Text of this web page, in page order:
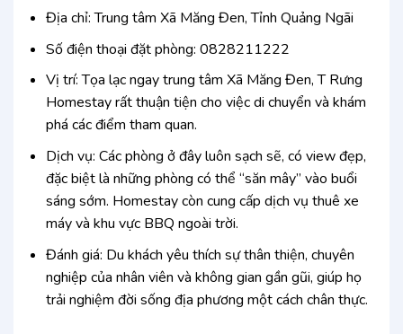
Địa chỉ: Trung tâm Xã Măng Đen, Tỉnh Quảng Ngãi
Số điện thoại đặt phòng: 0828211222
Vị trí: Tọa lạc ngay trung tâm Xã Măng Đen, T Rưng
Homestay rất thuận tiện cho việc di chuyển và khám
phá các điểm tham quan.
Dịch vụ: Các phòng ở đây luôn sạch sẽ, có view đẹp,
đặc biệt là những phòng có thể “săn mây” vào buổi
sáng sớm. Homestay còn cung cấp dịch vụ thuê xe
máy và khu vực BBQ ngoài trời.
Đánh giá: Du khách yêu thích sự thân thiện, chuyên
nghiệp của nhân viên và không gian gần gũi, giúp họ
trải nghiệm đời sống địa phương một cách chân thực.